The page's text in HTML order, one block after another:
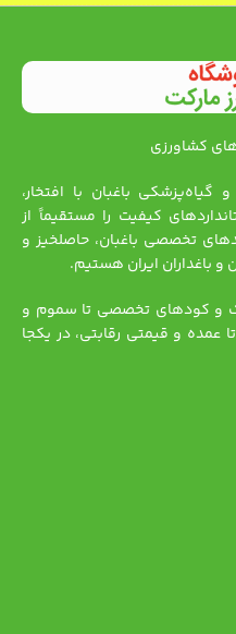
کشاورزی
باغبان با افتخار،
کیفیت را مستقیماً از
تخصصی باغبان، حاصلخیز و
و باغداران ایران هستیم.
و کودهای تخصصی تا سموم و
عمده و قیمتی رقابتی، در یکجا